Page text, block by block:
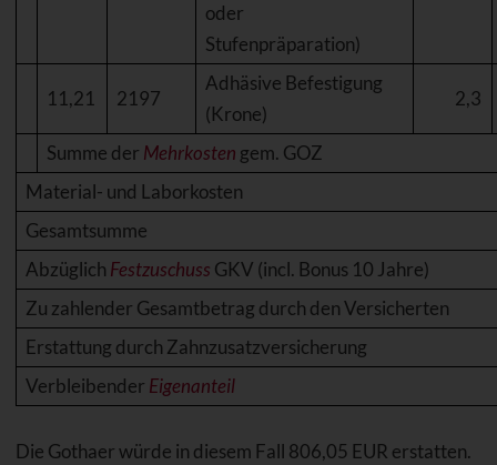
oder
Stufenpräparation)
11,21 2197
Adhäsive Befestigung
(Krone)
2,3
Summe der Mehrkosten gem. GOZ
Material- und Laborkosten
Gesamtsumme
Abzüglich Festzuschuss GKV (incl. Bonus 10 Jahre)
Zu zahlender Gesamtbetrag durch den Versicherten
Erstattung durch Zahnzusatzversicherung
Verbleibender Eigenanteil
Die Gothaer würde in diesem Fall 806,05 EUR erstatten.